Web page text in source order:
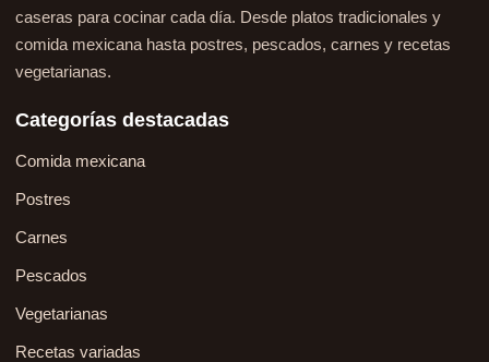
caseras para cocinar cada día. Desde platos tradicionales y
comida mexicana hasta postres, pescados, carnes y recetas
vegetarianas.
Categorías destacadas
Comida mexicana
Postres
Carnes
Pescados
Vegetarianas
Recetas variadas